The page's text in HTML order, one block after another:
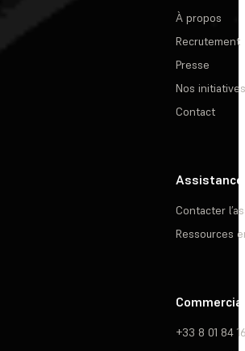
À propos
Recrutement
Presse
Nos initiatives
Contact
Assistance
Contacter
Ressources
Commercial
+33 8 01 84